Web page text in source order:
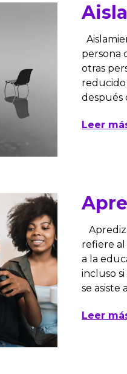
persona
otras
reducido
después
Leer
refiere
a la
incluso
se asiste
Leer